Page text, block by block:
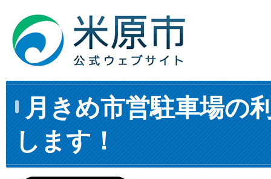
月きめ市営駐車場の
します！